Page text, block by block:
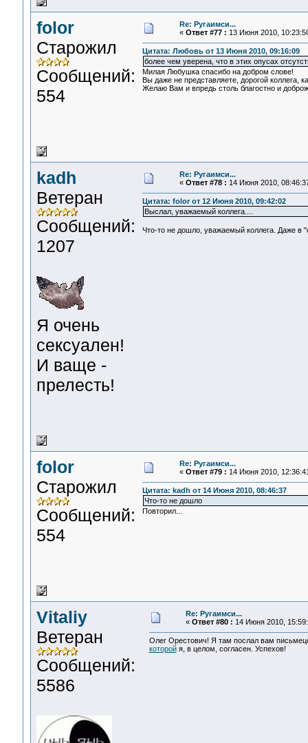
folor
Старожил
Сообщений:
554
Re: Ругаимси...
« Ответ #77 : 13 Июня 2010,
Цитата: Любовь от 13 Июня 2010, 09:16:09
более чем уверена, что в этих опусах
Милая Любушка спасибо на добром слове!
Вы даже не представляете, дорогой коллега,
Желаю Вам и впредь столь благостно и
kadh
Ветеран
Сообщений:
1207
Я очень
сексуален!
И ваще -
прелесть!
Re: Ругаимси...
« Ответ #78 : 14 Июня 2010,
Цитата: folor от 12 Июня 2010, 09:42:02
Выслал, уважаемый коллега....
Что-то не дошло, уважаемый коллега. Даже в
folor
Старожил
Сообщений:
554
Re: Ругаимси...
« Ответ #79 : 14 Июня 2010,
Цитата: kadh от 14 Июня 2010, 08:46:37
Что-то не дошло
Повторил...
Vitaliy
Ветеран
Сообщений:
5586
Re: Ругаимси...
« Ответ #80 : 14 Июня 2010,
Олег Орестович! Я там послал вам
которойя, в целом, согласен. Успехов!